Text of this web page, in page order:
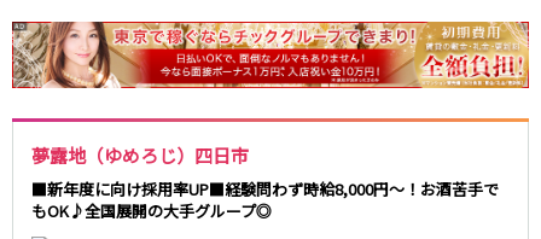
夢露地（ゆめろじ）四日市
■新年度に向け採用率UP■経験問わず時給8,000円～！お酒苦手で
もOK♪全国展開の大手グループ◎
三重県
岐阜県
岐阜
金山駅
勝川駅
春日井駅
金山駅
名鉄岐阜駅
妙興寺駅
名鉄名古屋駅